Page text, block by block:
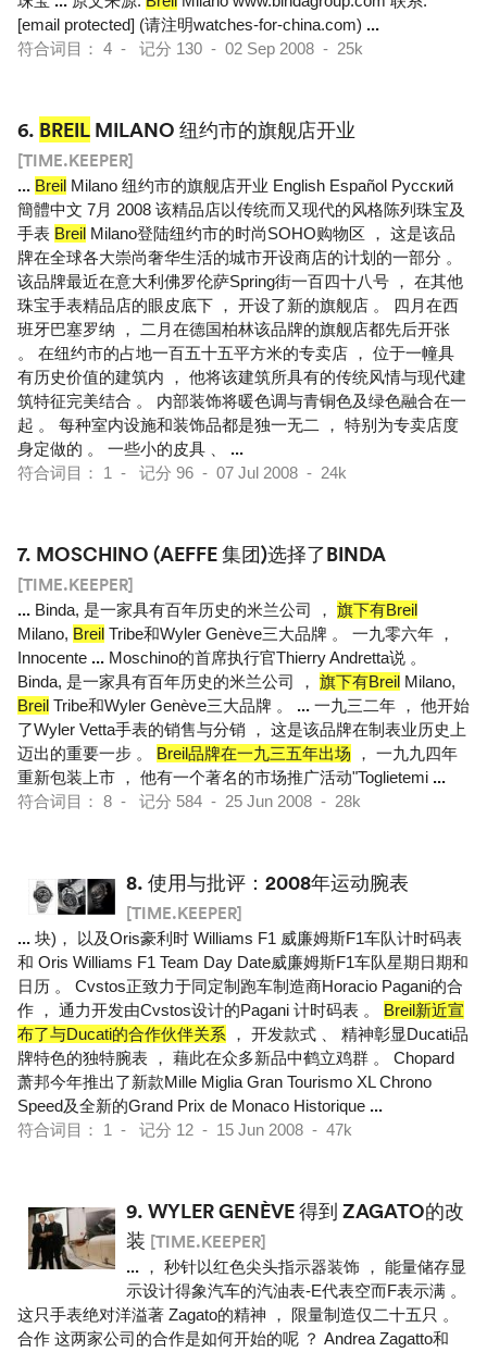
[email protected] (请注明watches-for-china.com) ...
符合词目： 4 - 记分 130 - 02 Sep 2008 - 25k
6. BREIL MILANO 纽约市的旗舰店开业
[TIME.KEEPER]
... Breil Milano 纽约市的旗舰店开业 English Español Pусский
簡體中文 7月 2008 该精品店以传统而又现代的风格陈列珠宝及
手表 Breil Milano登陆纽约市的时尚SOHO购物区 ， 这是该品
牌在全球各大崇尚奢华生活的城市开设商店的计划的一部分 。
该品牌最近在意大利佛罗伦萨Spring街一百四十八号 ， 在其他
珠宝手表精品店的眼皮底下 ， 开设了新的旗舰店 。 四月在西
班牙巴塞罗纳 ， 二月在德国柏林该品牌的旗舰店都先后开张
。 在纽约市的占地一百五十五平方米的专卖店 ， 位于一幢具
有历史价值的建筑内 ， 他将该建筑所具有的传统风情与现代建
筑特征完美结合 。 内部装饰将暖色调与青铜色及绿色融合在一
起 。 每种室内设施和装饰品都是独一无二 ， 特别为专卖店度
身定做的 。 一些小的皮具 、 ...
符合词目： 1 - 记分 96 - 07 Jul 2008 - 24k
7. MOSCHINO (AEFFE 集团)选择了BINDA
[TIME.KEEPER]
... Binda, 是一家具有百年历史的米兰公司 ， 旗下有Breil
Milano, Breil Tribe和Wyler Genève三大品牌 。 一九零六年 ，
Innocente ... Moschino的首席执行官Thierry Andretta说 。
Binda, 是一家具有百年历史的米兰公司 ， 旗下有Breil Milano,
Breil Tribe和Wyler Genève三大品牌 。 ... 一九三二年 ， 他开始
了Wyler Vetta手表的销售与分销 ， 这是该品牌在制表业历史上
迈出的重要一步 。 Breil品牌在一九三五年出场 ， 一九九四年
重新包装上市 ， 他有一个著名的市场推广活动"Toglietemi ...
符合词目： 8 - 记分 584 - 25 Jun 2008 - 28k
8. 使用与批评：2008年运动腕表
[TIME.KEEPER]
... 块)， 以及Oris豪利时 Williams F1 威廉姆斯F1车队计时码表
和 Oris Williams F1 Team Day Date威廉姆斯F1车队星期日期和
日历 。 Cvstos正致力于同定制跑车制造商Horacio Pagani的合
作 ， 通力开发由Cvstos设计的Pagani 计时码表 。 Breil新近宣
布了与Ducati的合作伙伴关系 ， 开发款式 、 精神彰显Ducati品
牌特色的独特腕表 ， 藉此在众多新品中鹤立鸡群 。 Chopard
萧邦今年推出了新款Mille Miglia Gran Tourismo XL Chrono
Speed及全新的Grand Prix de Monaco Historique ...
符合词目： 1 - 记分 12 - 15 Jun 2008 - 47k
9. WYLER GENÈVE 得到 ZAGATO的改
装 [TIME.KEEPER]
... ， 秒针以红色尖头指示器装饰 ， 能量储存显
示设计得象汽车的汽油表-E代表空而F表示满 。
这只手表绝对洋溢著 Zagato的精神 ， 限量制造仅二十五只 。
合作 这两家公司的合作是如何开始的呢 ？ Andrea Zagatto和